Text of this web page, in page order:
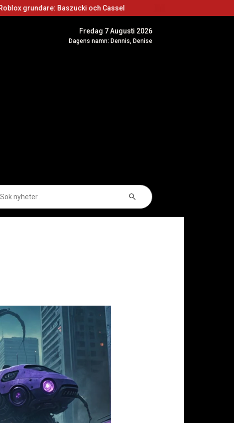
Baszucki och Cassel
Fredag 7 Augusti 2026
Dagens namn: Dennis, Denise
efter:
Sökknapp